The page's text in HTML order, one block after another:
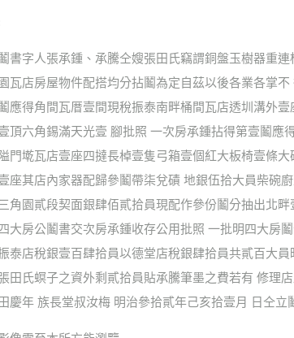
書字人張承鍾、承騰仝嫂張田氏竊謂銅盤玉樹器重
瓦店房屋物件配搭均分拈鬮為定自茲以後各業各掌
應得角間瓦厝壹間現稅振泰南畔桶間瓦店透圳溝外
頂六角錫滿天光壹 腳批照 一次房承鍾拈得第壹鬮
門墘瓦店壹座四撻長棹壹隻弓箱壹個紅大板椅壹條
座其店內家器配歸參鬮帶柒兌磧 地銀伍拾大員柴碗
角園貳段契面銀肆佰貳拾員現配作參份鬮分抽出北
大房公鬮書交次房承鍾收存公用批照 一批明四大房
泰店稅銀壹百肆拾員以德堂店稅銀肆拾員共貳百大
田氏螟子之資外剩貳拾員貼承騰筆墨之費若有 修理
慶年 族長堂叔汝梅 明治參拾貳年己亥拾壹月 日仝